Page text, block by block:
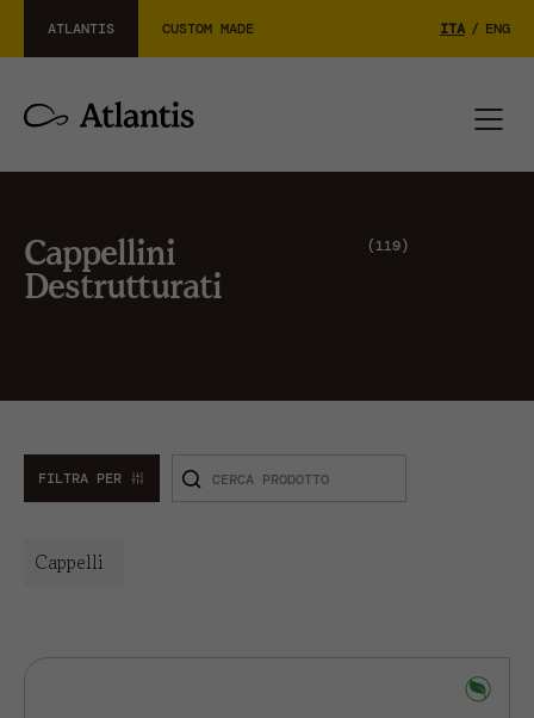
ATLANTIS CUSTOM MADE ITA / ENG
Cappellini
Destrutturati
119
FILTRA PER
Cappelli